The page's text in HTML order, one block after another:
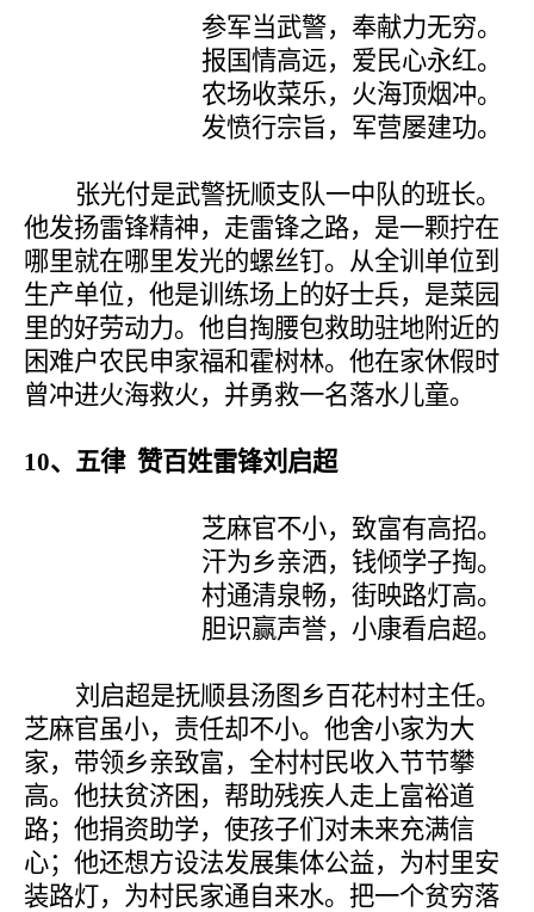
参军当武警，奉献力无穷。
报国情高远，爱民心永红。
农场收菜乐，火海顶烟冲。
发愤行宗旨，军营屡建功。
张光付是武警抚顺支队一中队的班长。
他发扬雷锋精神，走雷锋之路，是一颗拧在
哪里就在哪里发光的螺丝钉。从全训单位到
生产单位，他是训练场上的好士兵，是菜园
里的好劳动力。他自掏腰包救助驻地附近的
困难户农民申家福和霍树林。他在家休假时
曾冲进火海救火，并勇救一名落水儿童。
10、五律 赞百姓雷锋刘启超
芝麻官不小，致富有高招。
汗为乡亲洒，钱倾学子掏。
村通清泉畅，街映路灯高。
胆识赢声誉，小康看启超。
刘启超是抚顺县汤图乡百花村村主任。
芝麻官虽小，责任却不小。他舍小家为大
家，带领乡亲致富，全村村民收入节节攀
高。他扶贫济困，帮助残疾人走上富裕道
路；他捐资助学，使孩子们对未来充满信
心；他还想方设法发展集体公益，为村里安
装路灯，为村民家通自来水。把一个贫穷落